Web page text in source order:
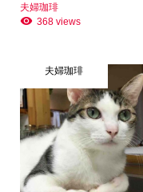
夫婦珈琲
368 views
夫婦珈琲